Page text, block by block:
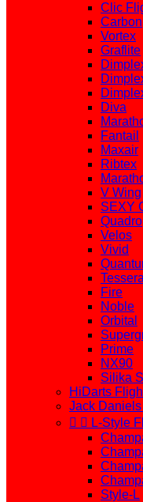
Clic
Carbon
Vortex
Graflite
Diva
Fantail
Maxair
Ribtex
V Wing
SEXY
Quadro
Velos
Vivid
Tessera
Fire
Noble
Orbital
Prime
NX90
Silika
HiDarts
Jack
  L-Style
Style-L